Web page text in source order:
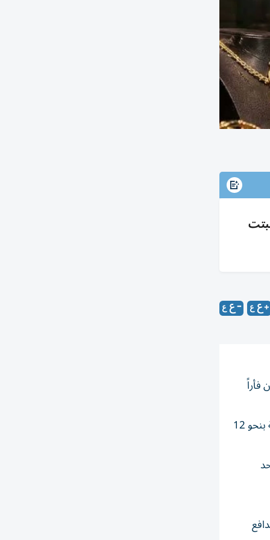
فأراً
وبدأت القصة عندما لاحظ أصحاب المتجر، خلال جرد دوري للمجوهرات، اختفاء 10 خواتم ذهبية وسلسلتين، تُقدر قيمتها الإجمالية بنحو 12